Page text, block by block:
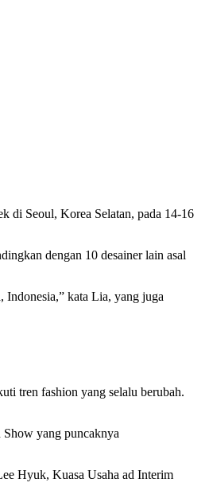
di Seoul, Korea Selatan, pada 14-16
dengan 10 desainer lain asal
Indonesia,” kata Lia, yang juga
tren fashion yang selalu berubah.
Show yang puncaknya
Hyuk, Kuasa Usaha ad Interim